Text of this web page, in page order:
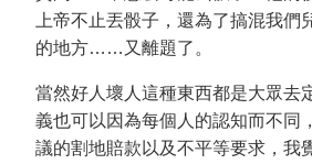
上帝不止丟骰子，還為了搞混我們
的地方……又離題了。
當然好人壞人這種東西都是大眾去
義也可以因為每個人的認知而不同
議的割地賠款以及不平等要求，我